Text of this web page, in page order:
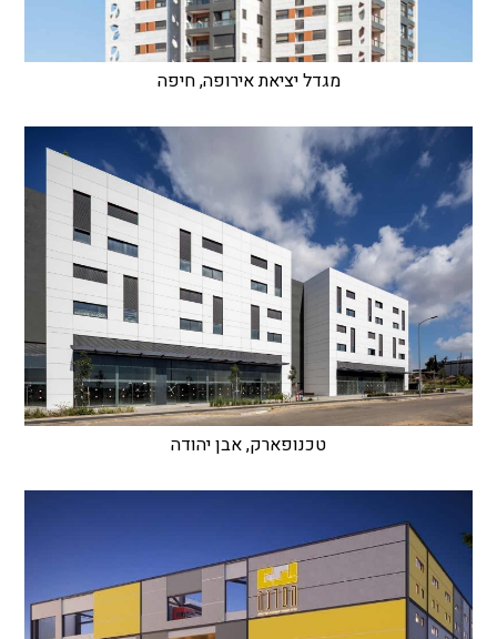
מגדל יציאת אירופה, חיפה
טכנופארק, אבן יהודה